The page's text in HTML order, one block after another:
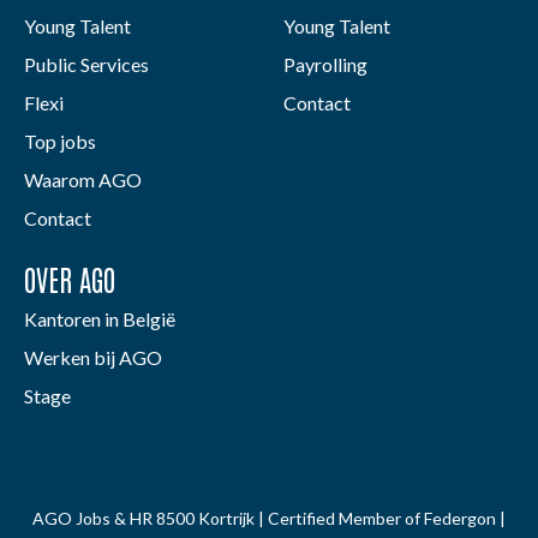
Young Talent
Public Services
Flexi
Top jobs
Waarom AGO
Contact
Young Talent
Payrolling
Contact
OVER AGO
Kantoren in België
Werken bij AGO
Stage
AGO Jobs & HR 8500 Kortrijk | Certified Member of Federgon |